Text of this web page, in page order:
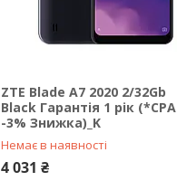
ZTE Blade A7 2020 2/32Gb
Black Гарантія 1 рік (*CPA
-3% Знижка)_K
Немає в наявності
4 031 ₴